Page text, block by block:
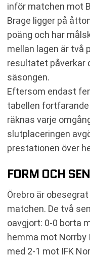
inför matchen mot
Brage ligger på
poäng och har
mellan lagen är två
resultatet påverkar
säsongen.
Eftersom endast
tabellen
räknas varje
slutplaceringen
prestationen över
FORM OCH
Örebro är
matchen. De två
oavgjort: 0-0 borta
hemma mot Norrby
med 2-1 mot IFK